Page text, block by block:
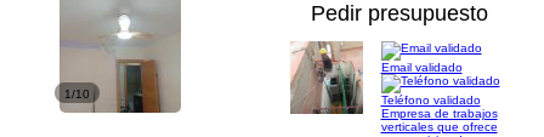
1/10
Pedir presupuesto
Email validado
Teléfono validado
Empresa de trabajos
verticales que ofrece